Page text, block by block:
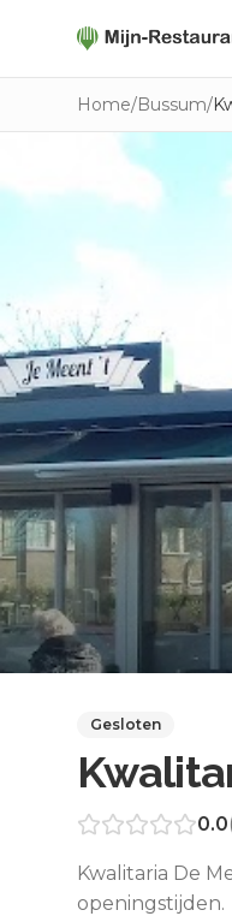
Home/Bussum/
Gesloten
0.0
Kwalitaria De
openingstijden.